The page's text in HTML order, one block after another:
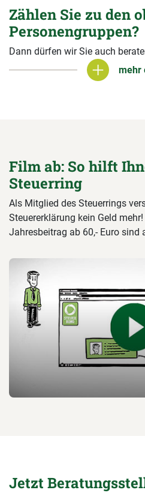
Zählen Sie zu den
Personengruppen?
Dann dürfen wir Sie auch
mehr mehr
Film ab: So hilft
Steuerring
Als Mitglied des Steuerrings
Steuererklärung kein Geld
Jahresbeitrag ab 60,- Euro sind
Jetzt